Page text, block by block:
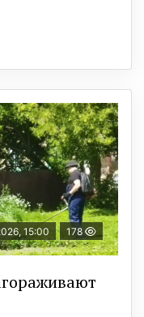
15:00 178